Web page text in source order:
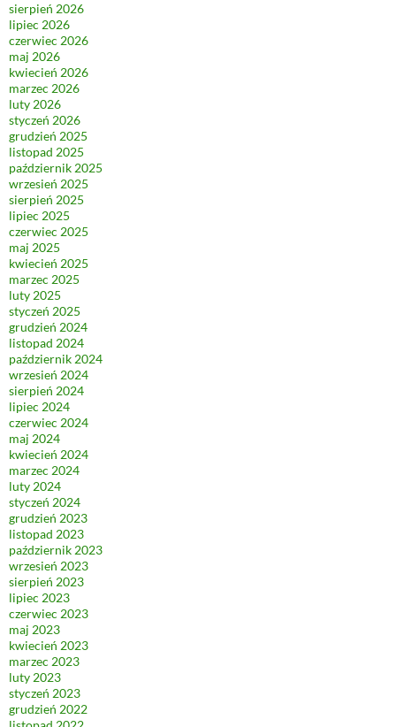
sierpień 2026
lipiec 2026
czerwiec 2026
maj 2026
kwiecień 2026
marzec 2026
luty 2026
styczeń 2026
grudzień 2025
listopad 2025
październik 2025
wrzesień 2025
sierpień 2025
lipiec 2025
czerwiec 2025
maj 2025
kwiecień 2025
marzec 2025
luty 2025
styczeń 2025
grudzień 2024
listopad 2024
październik 2024
wrzesień 2024
sierpień 2024
lipiec 2024
czerwiec 2024
maj 2024
kwiecień 2024
marzec 2024
luty 2024
styczeń 2024
grudzień 2023
listopad 2023
październik 2023
wrzesień 2023
sierpień 2023
lipiec 2023
czerwiec 2023
maj 2023
kwiecień 2023
marzec 2023
luty 2023
styczeń 2023
grudzień 2022